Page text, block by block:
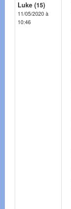
Luke (15)
11/05/2020 à
10:46